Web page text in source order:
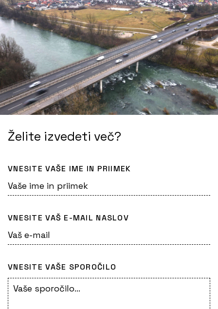
Želite izvedeti več?
VNESITE VAŠE IME IN PRIIMEK
VNESITE VAŠ E-MAIL NASLOV
VNESITE VAŠE SPOROČILO